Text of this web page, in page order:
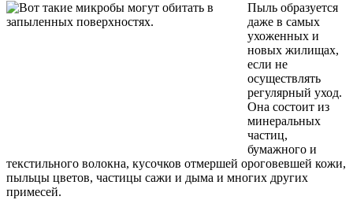
Пыль образуется
даже в самых
ухоженных и
новых жилищах,
если не
осуществлять
регулярный уход.
Она состоит из
минеральных
частиц,
бумажного и
текстильного волокна, кусочков отмершей ороговевшей кожи,
пыльцы цветов, частицы сажи и дыма и многих других
примесей.